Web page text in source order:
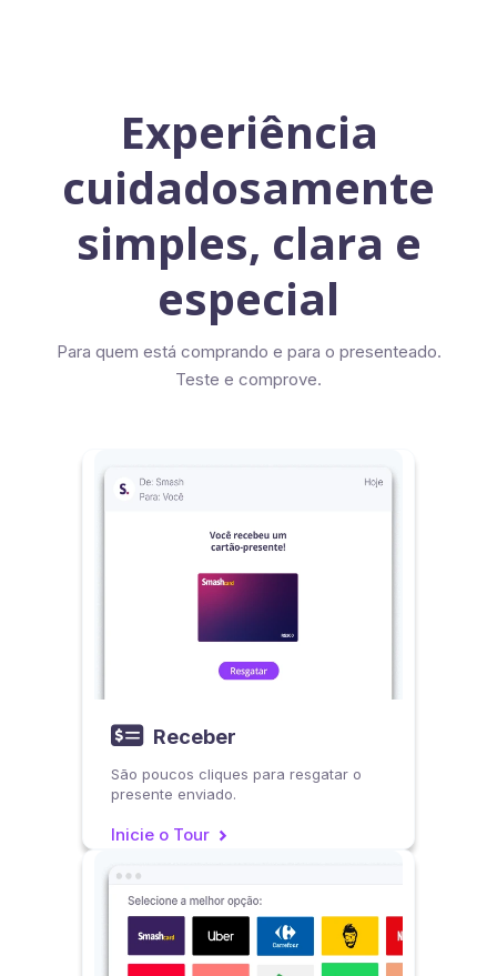
Experiência
cuidadosamente
simples, clara e
especial
Para quem está comprando e para o presenteado.
Teste e comprove.
 Receber
São poucos cliques para resgatar o
presente enviado.
Inicie o Tour >